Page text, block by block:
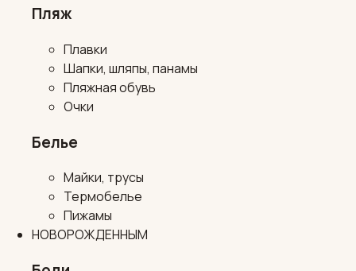
Пляж
Плавки
Шапки, шляпы, панамы
Пляжная обувь
Очки
Белье
Майки, трусы
Термобелье
Пижамы
НОВОРОЖДЕННЫМ